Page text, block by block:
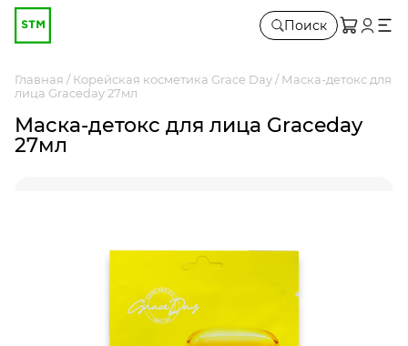
Поиск
Главная Корейская косметика Grace Day
Маска-детокс для
лица Graceday 27мл
Маска-детокс для лица Graceday
27мл